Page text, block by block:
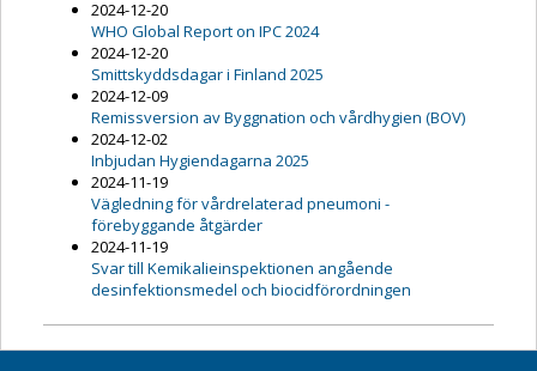
2024-12-20
WHO Global Report on IPC 2024
2024-12-20
Smittskyddsdagar i Finland 2025
2024-12-09
Remissversion av Byggnation och vårdhygien (BOV)
2024-12-02
Inbjudan Hygiendagarna 2025
2024-11-19
Vägledning för vårdrelaterad pneumoni -
förebyggande åtgärder
2024-11-19
Svar till Kemikalieinspektionen angående
desinfektionsmedel och biocidförordningen